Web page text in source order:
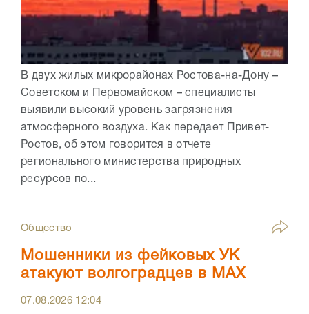
В двух жилых микрорайонах Ростова-на-Дону –
Советском и Первомайском – специалисты
выявили высокий уровень загрязнения
атмосферного воздуха. Как передает Привет-
Ростов, об этом говорится в отчете
регионального министерства природных
ресурсов по...
Общество
Мошенники из фейковых УК
атакуют волгоградцев в МАХ
07.08.2026 12:04